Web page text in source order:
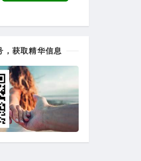
，获取精华信息